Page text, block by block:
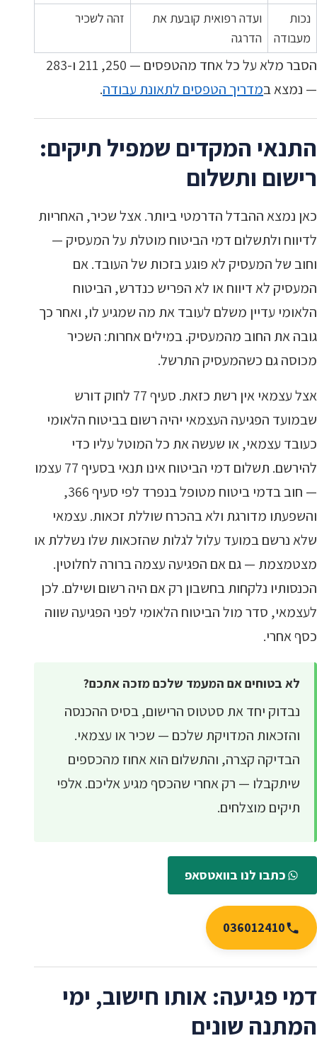
נכות
מעבודה
ועדה רפואית קובעת את
הדרגה
זהה לשכיר
הסבר מלא על כל אחד מהטפסים — 250, 211 ו-283
— נמצא במדריך הטפסים לתאונת עבודה.
התנאי המקדים שמפיל תיקים:
רישום ותשלום
כאן נמצא ההבדל הדרמטי ביותר. אצל שכיר, האחריות
לדיווח ולתשלום דמי הביטוח מוטלת על המעסיק —
וחוב של המעסיק לא פוגע בזכות של העובד. אם
המעסיק לא דיווח או לא הפריש כנדרש, הביטוח
הלאומי עדיין משלם לעובד את מה שמגיע לו, ואחר כך
גובה את החוב מהמעסיק. במילים אחרות: השכיר
מכוסה גם כשהמעסיק התרשל.
אצל עצמאי אין רשת כזאת. סעיף 77 לחוק דורש
שבמועד הפגיעה העצמאי יהיה רשום בביטוח הלאומי
כעובד עצמאי, או שעשה את כל המוטל עליו כדי
להירשם. תשלום דמי הביטוח אינו תנאי בסעיף 77 עצמו
— חוב בדמי ביטוח מטופל בנפרד לפי סעיף 366,
והשפעתו מדורגת ולא בהכרח שוללת זכאות. עצמאי
שלא נרשם במועד עלול לגלות שהזכאות שלו נשללת או
מצטמצמת — גם אם הפגיעה עצמה ברורה לחלוטין.
הכנסותיו נלקחות בחשבון רק אם היה רשום ושילם. לכן
לעצמאי, סדר מול הביטוח הלאומי לפני הפגיעה שווה
כסף אחרי.
לא בטוחים אם המעמד שלכם מזכה אתכם?
נבדוק יחד את סטטוס הרישום, בסיס ההכנסה
והזכאות המדויקת שלכם — שכיר או עצמאי.
הבדיקה קצרה, והתשלום הוא אחוז מהכספים
שיתקבלו — רק אחרי שהכסף מגיע אליכם. אלפי
תיקים מוצלחים.
כתבו לנו בוואטסאפ
036012410
דמי פגיעה: אותו חישוב, ימי
המתנה שונים